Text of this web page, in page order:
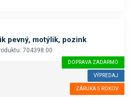
pevný, motýlik, pozink
704398.00
DOPRAVA ZADARMO
VÝPREDAJ
ZÁRUKA 5 ROKOV